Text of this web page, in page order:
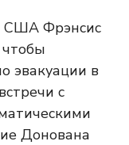
США Фрэнсис
эвакуации в
с
Донована